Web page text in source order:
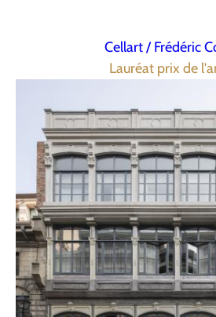
Cellart / Frédéric
Lauréat prix de